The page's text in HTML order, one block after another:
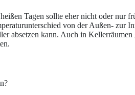
Tagen sollte eher nicht oder nur
von der Außen- zur
absetzen kann. Auch in